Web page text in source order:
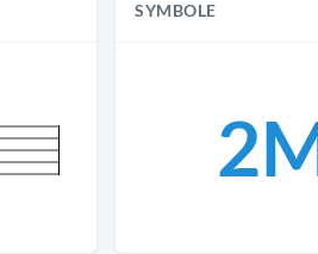
SYMBOLE